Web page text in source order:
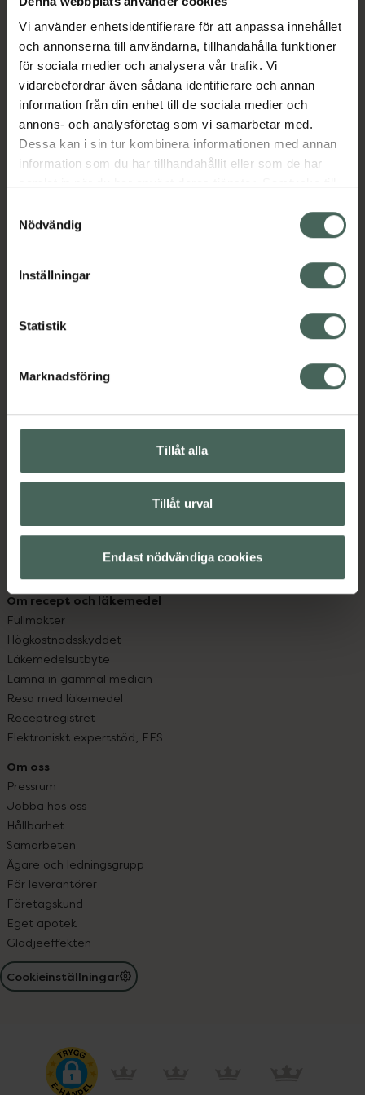
Vi använder enhetsidentifierare för att anpassa innehållet
och annonserna till användarna, tillhandahålla funktioner
för sociala medier och analysera vår trafik. Vi
vidarebefordrar även sådana identifierare och annan
information från din enhet till de sociala medier och
annons- och analysföretag som vi samarbetar med.
Dessa kan i sin tur kombinera informationen med annan
information som du har tillhandahållit eller som de har
återkalla ditt samtycke via webbplatsens
cookieinställningar. Ett återkallat samtycke påverkar inte
lagligheten av behandling som skett innan återkallelsen.
Nödvändig
Inställningar
Statistik
Marknadsföring
Tillåt alla
Tillåt urval
Endast nödvändiga cookies
Beskrivning Dölj
Läs alltid bipacksedeln innan
användning.
Kronans Apotek finns här för dig. Du hittar oss från Skåne i
syd till Lappland i norr, och online i mobilen och på
datorn. Oavsett vem du är så är det vårt uppdrag att
hjälpa just dig att må lite bättre. Välkommen att prata
Kontakta oss
Vanliga frågor
Handla tryggt
Om recept och läkemedel
Fullmakter
Högkostnadsskyddet
Läkemedelsutbyte
Lämna in gammal medicin
Resa med läkemedel
Receptregistret
Elektroniskt expertstöd, EES
Om oss
Pressrum
Jobba hos oss
Hållbarhet
Samarbeten
Ägare och ledningsgrupp
För leverantörer
Företagskund
Eget apotek
Glädjeeffekten
Cookieinställningar